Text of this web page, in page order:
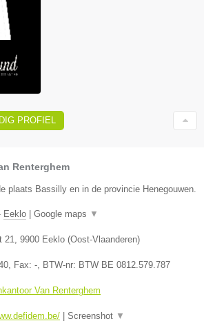
PROFIEL
Renterghem
plaats Bassilly en in de provincie Henegouwen.
Eeklo Google maps ▼
21 9900 Eeklo (Oost-Vlaanderen)
, Fax: - , BTW-nr: BTW BE 0812.579.787
Van Renterghem
Screenshot ▼